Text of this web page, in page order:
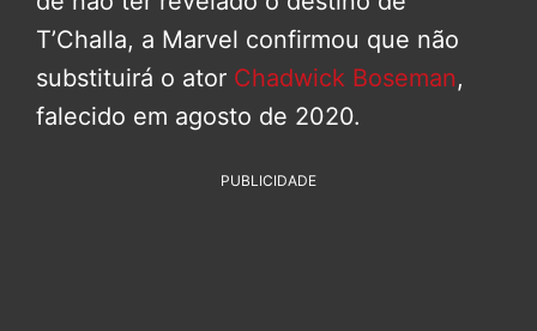
T’Challa, a Marvel confirmou que não
substituirá o ator Chadwick Boseman,
falecido em agosto de 2020.
PUBLICIDADE